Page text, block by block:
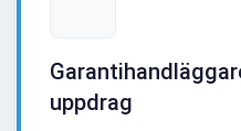
uppdrag